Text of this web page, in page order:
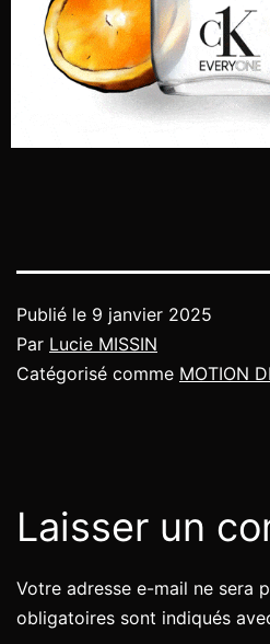
Publié le 9 janvier 2025
Par Lucie MISSIN
Catégorisé comme MOTION
Laisser un
Votre adresse e-mail ne sera
obligatoires sont indiqués